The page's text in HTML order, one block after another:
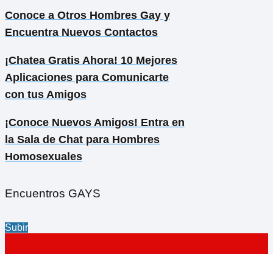
Conoce a Otros Hombres Gay y
Encuentra Nuevos Contactos
¡Chatea Gratis Ahora! 10 Mejores
Aplicaciones para Comunicarte
con tus Amigos
¡Conoce Nuevos Amigos! Entra en
la Sala de Chat para Hombres
Homosexuales
Encuentros GAYS
Subir